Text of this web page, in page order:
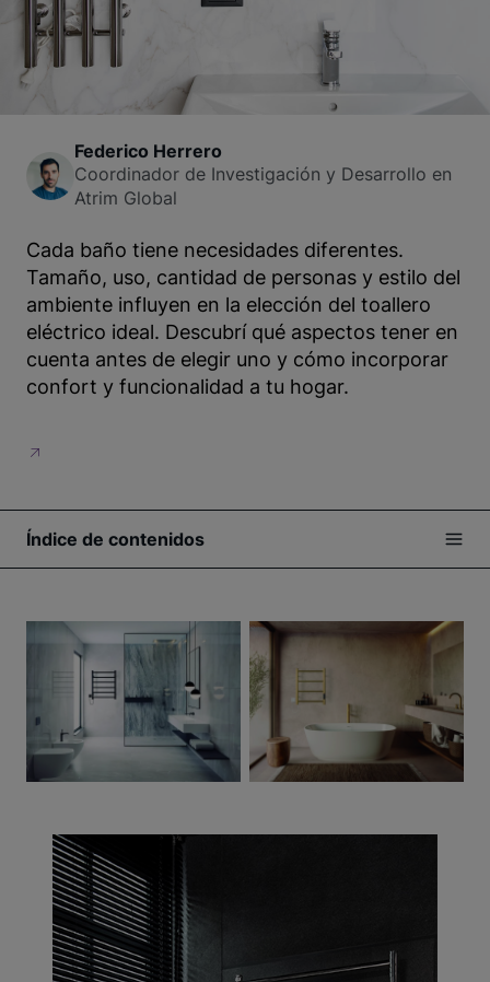
Federico Herrero
Coordinador de Investigación y Desarrollo en
Atrim Global
Cada baño tiene necesidades diferentes.
Tamaño, uso, cantidad de personas y estilo del
ambiente influyen en la elección del toallero
eléctrico ideal. Descubrí qué aspectos tener en
cuenta antes de elegir uno y cómo incorporar
confort y funcionalidad a tu hogar.
Índice de contenidos